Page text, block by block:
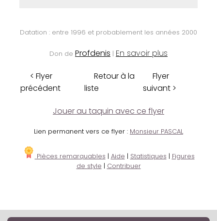
Datation : entre 1996 et probablement les années 2000
Don de Profdenis | En savoir plus
< Flyer
précédent
Retour à la
liste
Flyer
suivant >
Jouer au taquin avec ce flyer
Lien permanent vers ce flyer : Monsieur PASCAL
Pièces remarquables | Aide | Statistiques | Figures
de style | Contribuer